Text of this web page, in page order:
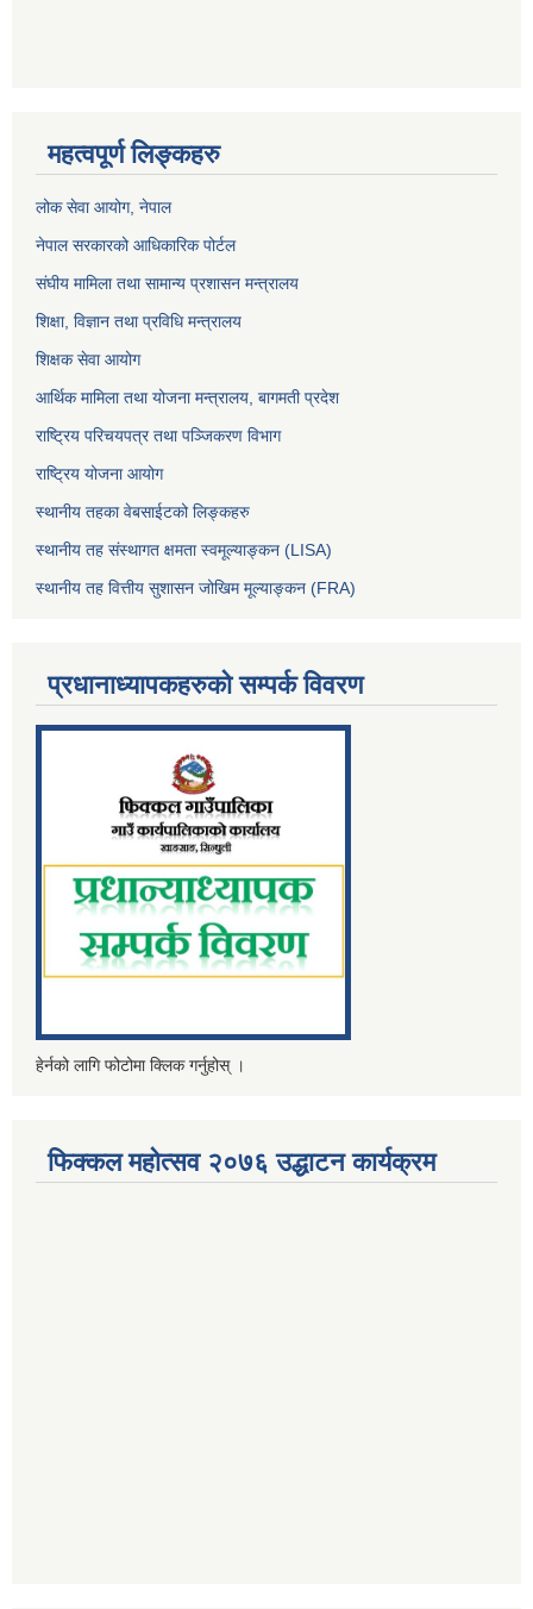
महत्वपूर्ण लिङ्कहरु
लोक सेवा आयोग, नेपाल
नेपाल सरकारको आधिकारिक पोर्टल
संघीय मामिला तथा सामान्य प्रशासन मन्त्रालय
शिक्षा, विज्ञान तथा प्रविधि मन्त्रालय
शिक्षक सेवा आयोग
आर्थिक मामिला तथा योजना मन्त्रालय, बागमती प्रदेश
राष्ट्रिय परिचयपत्र तथा पञ्जिकरण विभाग
राष्ट्रिय योजना आयोग
स्थानीय तहका वेबसाईटको लिङ्कहरु
स्थानीय तह संस्थागत क्षमता स्वमूल्याङ्कन (LISA)
स्थानीय तह वित्तीय सुशासन जोखिम मूल्याङ्कन (FRA)
प्रधानाध्यापकहरुको सम्पर्क विवरण
हेर्नको लागि फोटोमा क्लिक गर्नुहोस् ।
फिक्कल महोत्सव २०७६ उद्धाटन कार्यक्रम